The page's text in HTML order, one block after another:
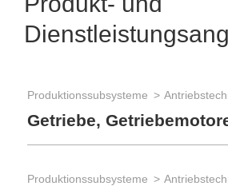
Produktionssubsysteme
Getriebe,
Produktionssubsysteme